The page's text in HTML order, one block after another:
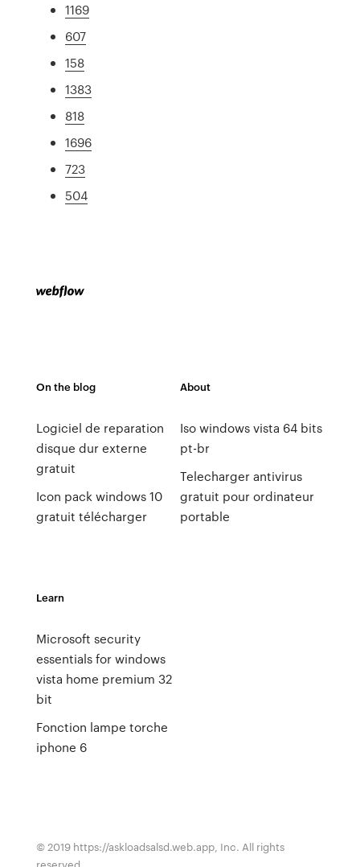
1169
607
158
1383
818
1696
723
504
On the blog
Logiciel de reparation
disque dur externe
gratuit
Icon pack windows 10
gratuit télécharger
About
Iso windows vista 64 bits
pt-br
Telecharger antivirus
gratuit pour ordinateur
portable
Learn
Microsoft security
essentials for windows
vista home premium 32
bit
Fonction lampe torche
iphone 6
© 2019 https://askloadsalsd.web.app, Inc. All rights
reserved.